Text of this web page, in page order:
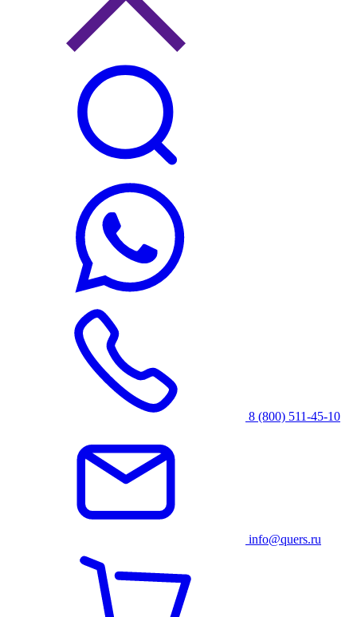
8 (800) 511-45-10
info@quers.ru